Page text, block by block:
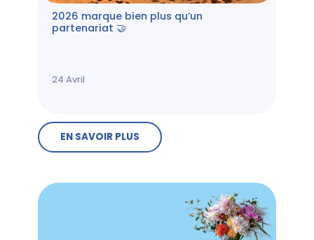
2026 marque bien plus qu’un
partenariat 🤝
24 Avril
EN SAVOIR PLUS